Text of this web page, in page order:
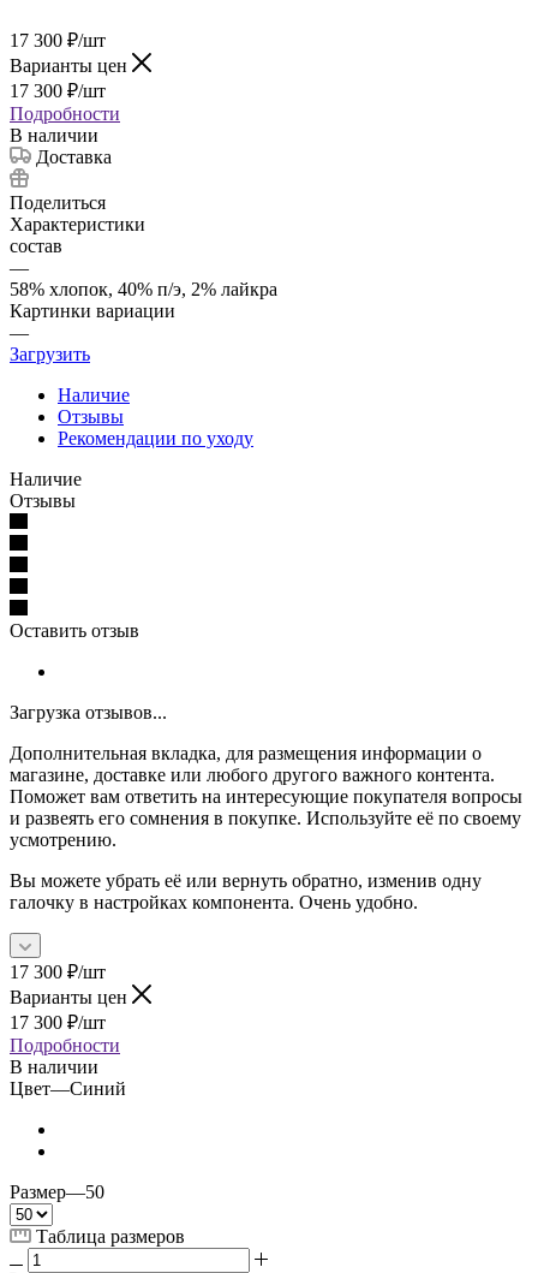
17 300 ₽/шт
Варианты цен
17 300 ₽/шт
Подробности
В наличии
Доставка
Поделиться
Характеристики
состав
—
58% хлопок, 40% п/э, 2% лайкра
Картинки вариации
—
Загрузить
Наличие
Отзывы
Рекомендации по уходу
Наличие
Отзывы
Оставить отзыв
Загрузка отзывов...
Дополнительная вкладка, для размещения информации о
магазине, доставке или любого другого важного контента.
Поможет вам ответить на интересующие покупателя вопросы
и развеять его сомнения в покупке. Используйте её по своему
усмотрению.
Вы можете убрать её или вернуть обратно, изменив одну
галочку в настройках компонента. Очень удобно.
17 300 ₽/шт
Варианты цен
17 300 ₽/шт
Подробности
В наличии
Цвет—Синий
Размер—50
Таблица размеров